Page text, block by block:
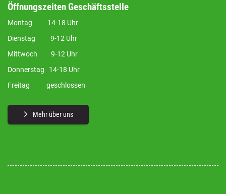
Öffnungszeiten Geschäftsstelle
Montag 14-18 Uhr
Dienstag 9-12 Uhr
Mittwoch 9-12 Uhr
Donnerstag 14-18 Uhr
Freitag geschlossen
Mehr über uns